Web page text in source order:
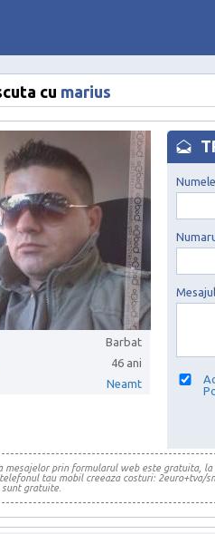
cu marius
Barbat
46 ani
Neamt
mesajelor prin formularul web este gratuita,
tau mobil creeaza costuri: 2euro+tva/
gratuite.